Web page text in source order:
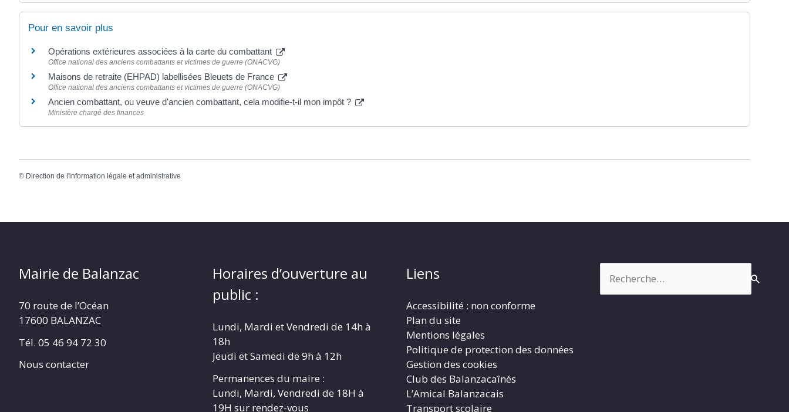
Pour en savoir plus
Opérations extérieures associées à la carte du combattant
Office national des anciens combattants et victimes de guerre (ONACVG)
Maisons de retraite (EHPAD) labellisées Bleuets de France
Office national des anciens combattants et victimes de guerre (ONACVG)
Ancien combattant, ou veuve d'ancien combattant, cela modifie-t-il mon impôt ?
Ministère chargé des finances
© Direction de l'information légale et administrative
Mairie de Balanzac
70 route de l’Océan
17600 BALANZAC
Tél. 05 46 94 72 30
Nous contacter
Horaires d’ouverture au
public :
Lundi, Mardi et Vendredi de 14h à
18h
Jeudi et Samedi de 9h à 12h
Permanences du maire :
Lundi, Mardi, Vendredi de 18H à
19H sur rendez-vous
Liens
Accessibilité : non conforme
Plan du site
Mentions légales
Politique de protection des données
Gestion des cookies
Club des Balanzacaînés
L’Amical Balanzacais
Transport scolaire